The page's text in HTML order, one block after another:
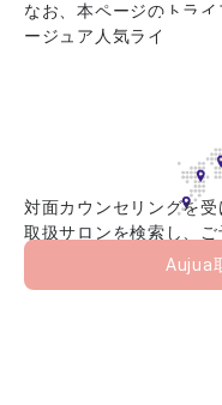
なお、本ページのトラ
ージュア人気ラインをお
対面カウンセリングを
取扱サロンを検索し、ご
Aujua